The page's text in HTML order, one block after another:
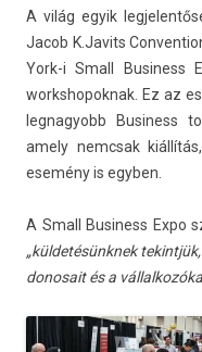
A világ egyik
Jacob K.Javits
York-i Small Busi­ness
workshopok­nak. Ez az
leg­nagyobb Busi­ness
amely nemcsak
esemény is egyb­en.
A Small Busi­ness Expo
„küldetésünknek
donosait és a